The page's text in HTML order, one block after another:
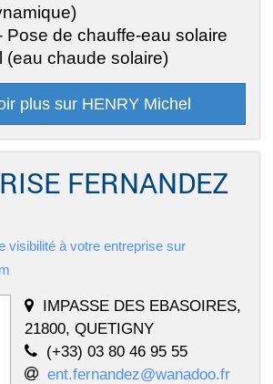
Pose de chauffe-eau solaire
(eau chaude solaire)
plus sur HENRY Michel
FERNANDEZ
visibilité à votre entreprise sur
IMPASSE DES EBASOIRES,
21800, QUETIGNY
(+33) 03 80 46 95 55
ent.fernandez@wanadoo.fr